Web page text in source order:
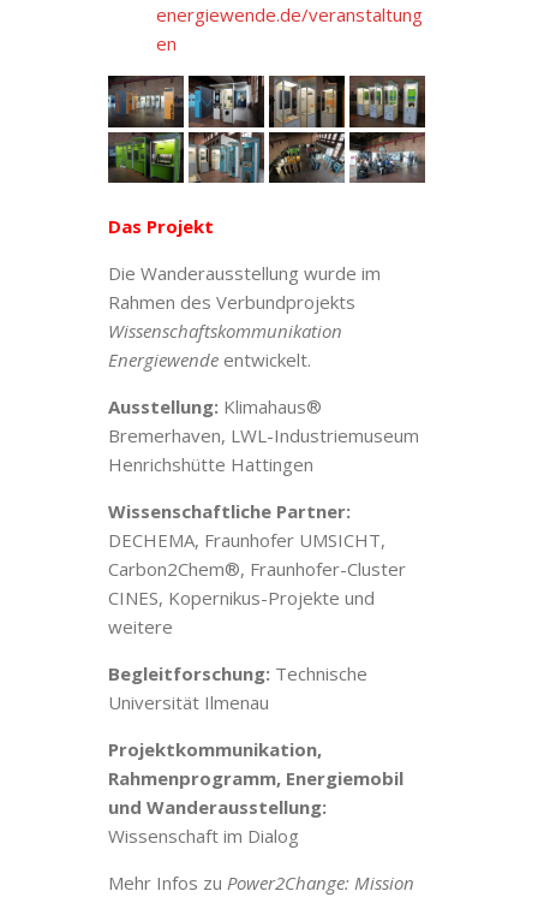
energiewende.de/veranstaltung
en
Das Projekt
Die Wanderausstellung wurde im
Rahmen des Verbundprojekts
Wissenschaftskommunikation
Energiewende entwickelt.
Ausstellung: Klimahaus®
Bremerhaven, LWL-Industriemuseum
Henrichshütte Hattingen
Wissenschaftliche Partner:
DECHEMA, Fraunhofer UMSICHT,
Carbon2Chem®, Fraunhofer-Cluster
CINES, Kopernikus-Projekte und
weitere
Begleitforschung: Technische
Universität Ilmenau
Projektkommunikation,
Rahmenprogramm, Energiemobil
und Wanderausstellung:
Wissenschaft im Dialog
Mehr Infos zu Power2Change: Mission